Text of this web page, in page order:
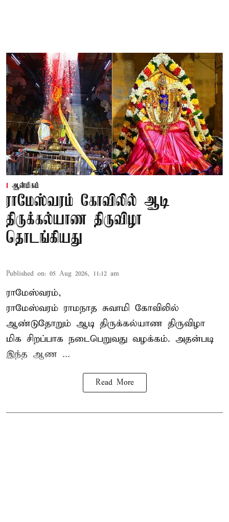
ஆன்மிகம்
ராமேஸ்வரம் கோவிலில் ஆடி
திருக்கல்யாண திருவிழா
தொடங்கியது
Published on: 05 Aug 2026, 11:12 am
ராமேஸ்வரம்,
ராமேஸ்வரம் ராமநாத சுவாமி கோவிலில்
ஆண்டுதோறும் ஆடி திருக்கல்யாண திருவிழா
மிக சிறப்பாக நடைபெறுவது வழக்கம். அதன்படி
இந்த ஆண ...
Read More